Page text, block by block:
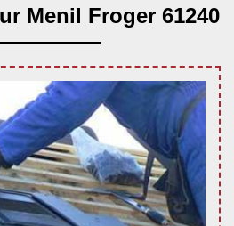
Menil Froger 61240